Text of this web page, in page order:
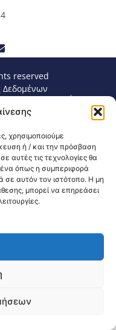
χρησιμοποιούμε
ή / και την πρόσβαση
αυτές τις τεχνολογίες θα
όπως η συμπεριφορά
σε αυτόν τον ιστότοπο. Η μη
μπορεί να επηρεάσει
reserved
Δεδομένων